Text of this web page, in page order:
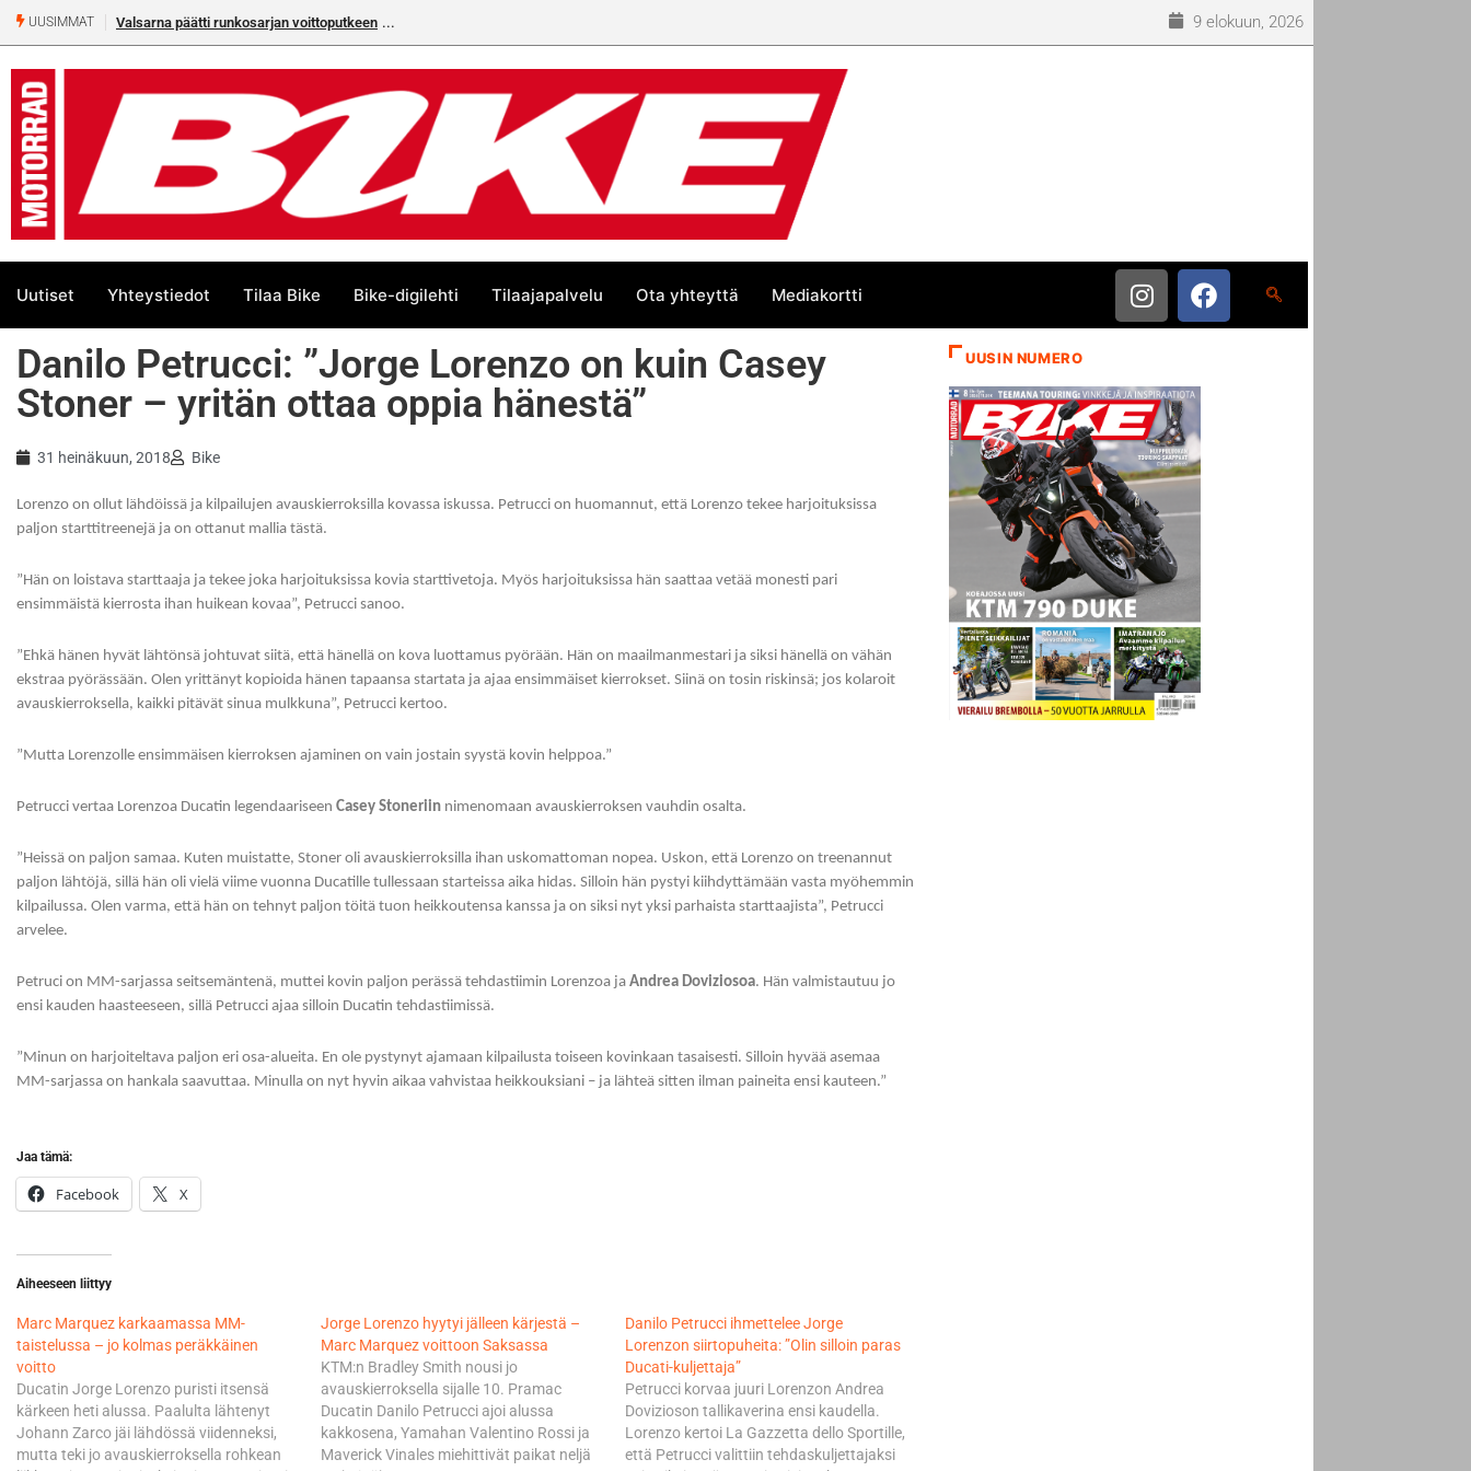
UUSIMMAT Valsarna päätti runkosarjan voittoputkeen 9 elokuun, 2026
Uutiset Yhteystiedot Tilaa Bike Bike-digilehti Tilaajapalvelu Ota yhteyttä Mediakortti
Danilo Petrucci: ”Jorge Lorenzo on kuin Casey
Stoner – yritän ottaa oppia hänestä”
31 heinäkuun, 2018 Bike
Lorenzo on ollut lähdöissä ja kilpailujen avauskierroksilla kovassa iskussa. Petrucci on huomannut, että Lorenzo tekee harjoituksissa
paljon starttitreenejä ja on ottanut mallia tästä.
”Hän on loistava starttaaja ja tekee joka harjoituksissa kovia starttivetoja. Myös harjoituksissa hän saattaa vetää monesti pari
ensimmäistä kierrosta ihan huikean kovaa”, Petrucci sanoo.
”Ehkä hänen hyvät lähtönsä johtuvat siitä, että hänellä on kova luottamus pyörään. Hän on maailmanmestari ja siksi hänellä on vähän
ekstraa pyörässään. Olen yrittänyt kopioida hänen tapaansa startata ja ajaa ensimmäiset kierrokset. Siinä on tosin riskinsä; jos kolaroit
avauskierroksella, kaikki pitävät sinua mulkkuna”, Petrucci kertoo.
”Mutta Lorenzolle ensimmäisen kierroksen ajaminen on vain jostain syystä kovin helppoa.”
Petrucci vertaa Lorenzoa Ducatin legendaariseen Casey Stoneriin nimenomaan avauskierroksen vauhdin osalta.
”Heissä on paljon samaa. Kuten muistatte, Stoner oli avauskierroksilla ihan uskomattoman nopea. Uskon, että Lorenzo on treenannut
paljon lähtöjä, sillä hän oli vielä viime vuonna Ducatille tullessaan starteissa aika hidas. Silloin hän pystyi kiihdyttämään vasta myöhemmin
kilpailussa. Olen varma, että hän on tehnyt paljon töitä tuon heikkoutensa kanssa ja on siksi nyt yksi parhaista starttaajista”, Petrucci
arvelee.
Petruci on MM-sarjassa seitsemäntenä, muttei kovin paljon perässä tehdastiimin Lorenzoa ja Andrea Doviziosoa. Hän valmistautuu jo
ensi kauden haasteeseen, sillä Petrucci ajaa silloin Ducatin tehdastiimissä.
”Minun on harjoiteltava paljon eri osa-alueita. En ole pystynyt ajamaan kilpailusta toiseen kovinkaan tasaisesti. Silloin hyvää asemaa
MM-sarjassa on hankala saavuttaa. Minulla on nyt hyvin aikaa vahvistaa heikkouksiani – ja lähteä sitten ilman paineita ensi kauteen.”
Jaa tämä:
Facebook X
Aiheeseen liittyy
Marc Marquez karkaamassa MM-
taistelussa – jo kolmas peräkkäinen
voitto
Ducatin Jorge Lorenzo puristi itsensä
kärkeen heti alussa. Paalulta lähtenyt
Johann Zarco jäi lähdössä viidenneksi,
mutta teki jo avauskierroksella rohkean
Jorge Lorenzo hyytyi jälleen kärjestä –
Marc Marquez voittoon Saksassa
KTM:n Bradley Smith nousi jo
avauskierroksella sijalle 10. Pramac
Ducatin Danilo Petrucci ajoi alussa
kakkosena, Yamahan Valentino Rossi ja
Maverick Vinales miehittivät paikat neljä
Danilo Petrucci ihmettelee Jorge
Lorenzon siirtopuheita: ”Olin silloin paras
Ducati-kuljettaja”
Petrucci korvaa juuri Lorenzon Andrea
Dovizioson tallikaverina ensi kaudella.
Lorenzo kertoi La Gazzetta dello Sportille,
että Petrucci valittiin tehdaskuljettajaksi
UUSIN NUMERO